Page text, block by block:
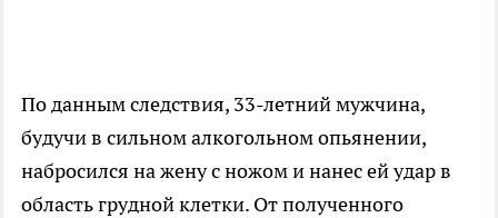
По данным следствия, 33-летний мужчина,
будучи в сильном алкогольном опьянении,
набросился на жену с ножом и нанес ей удар в
область грудной клетки. От полученного